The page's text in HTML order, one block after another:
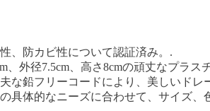
、防カビ性について認証済み。.
、外径7.5cm、高さ8cmの頑丈なプラ
な鉛フリーコードにより、美しいド
具体的なニーズに合わせて、サイズ、